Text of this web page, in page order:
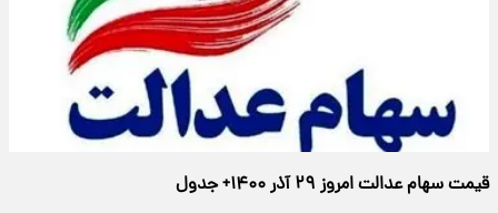
قیمت سهام عدالت امروز ۲۹ آذر ۱۴۰۰+ جدول